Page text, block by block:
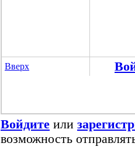
Вверх
Войдите или
возможность